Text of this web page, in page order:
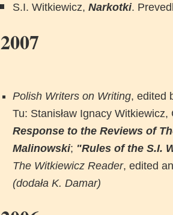
S.I. Witkiewicz, Narkotki.
2007
Polish Writers on Writing, edited
Tu: Stanisław Ignacy
Response to the Reviews of
Malinowski; "Rules of the S.I.
The Witkiewicz Reader, edited
(dodała K. Damar)